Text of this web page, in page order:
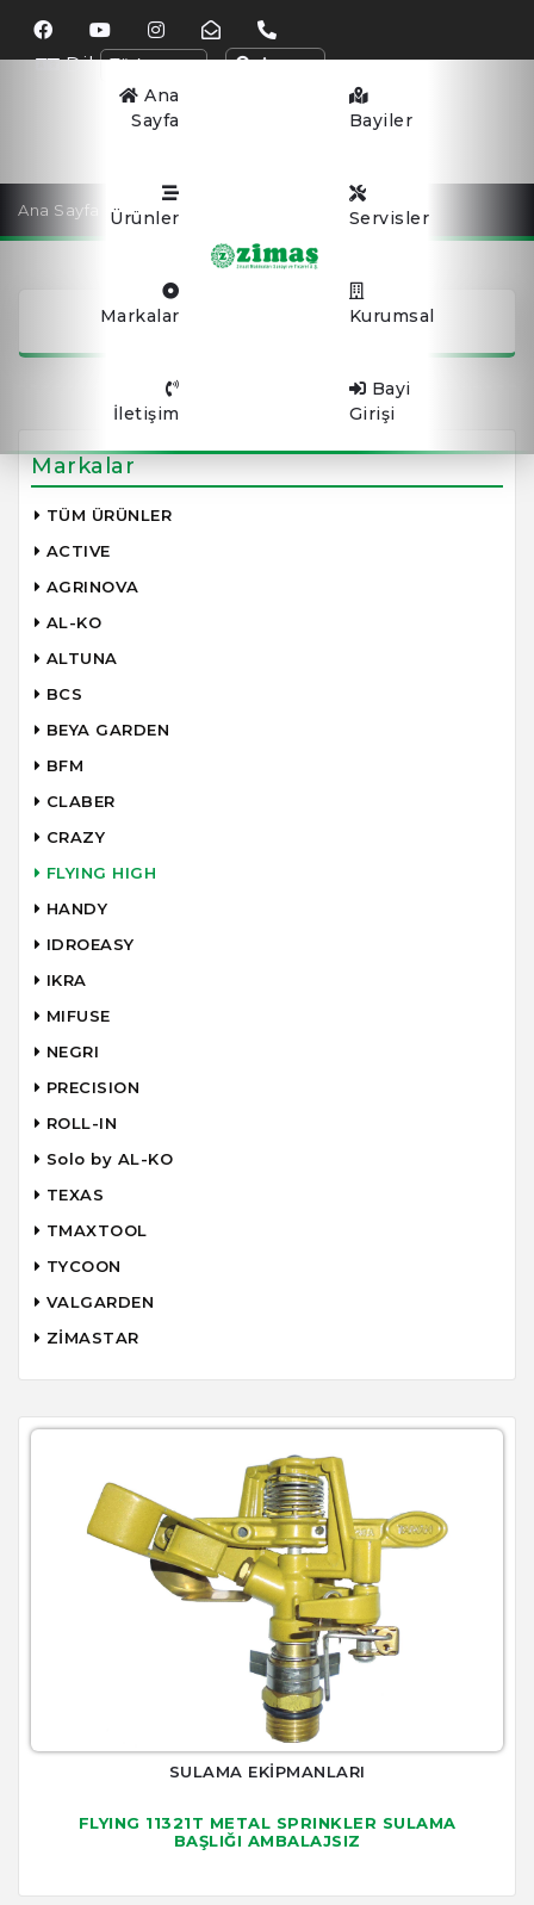
Dil
Arama
Ana
Sayfa
Ürünler
Markalar
İletişim
Bayiler
Servisler
Kurumsal
Bayi
Girişi
Ana Sayfa FLYING HIGH
FLYING HIGH
Markalar
TÜM ÜRÜNLER
ACTIVE
AGRINOVA
AL-KO
ALTUNA
BCS
BEYA GARDEN
BFM
CLABER
CRAZY
FLYING HIGH
HANDY
IDROEASY
IKRA
MIFUSE
NEGRI
PRECISION
ROLL-IN
Solo by AL-KO
TEXAS
TMAXTOOL
TYCOON
VALGARDEN
ZİMASTAR
SULAMA EKİPMANLARI
FLYING 11321T METAL SPRINKLER SULAMA
BAŞLIĞI AMBALAJSIZ